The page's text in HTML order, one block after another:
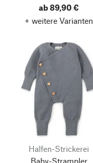
ab 89,90 €
+ weitere Varianten
Halfen-Strickerei
Baby-Strampler